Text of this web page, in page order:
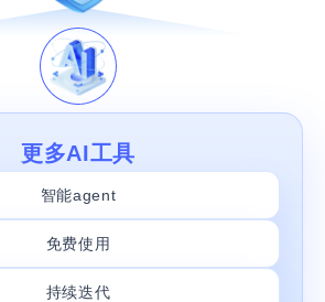
更多AI工具
智能agent
免费使用
持续迭代